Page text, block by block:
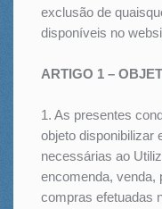
exclusão de
disponíveis no
ARTIGO 1 –
1. As presentes
objeto disponibilizar
necessárias ao
encomenda, venda,
compras efetuadas